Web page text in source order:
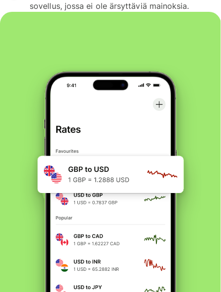
sovellus, jossa ei ole ärsyttäviä mainoksia.